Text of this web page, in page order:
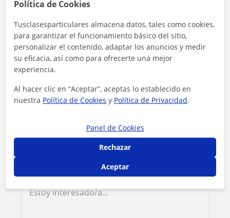
Contacta con Eva
Tarifa 10 €/h
1ª clase gratis
Política de Cookies
Tusclasesparticulares almacena datos, tales como cookies,
para garantizar el funcionamiento básico del sitio,
personalizar el contenido, adaptar los anuncios y medir
su eficacia, así como para ofrecerte una mejor
experiencia.
Al hacer clic en “Aceptar”, aceptas lo establecido en
nuestra Política de Cookies y Política de Privacidad.
Panel de Cookies
Rechazar
Aceptar